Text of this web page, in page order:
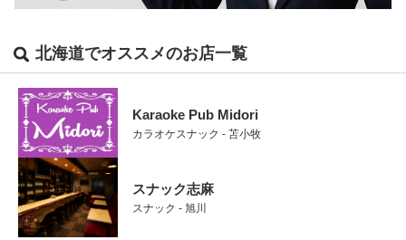
北海道でオススメのお店一覧
Karaoke Pub Midori
カラオケスナック - 苫小牧
スナック志麻
スナック - 旭川